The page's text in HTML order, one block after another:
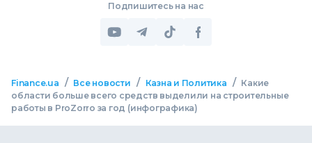
Подпишитесь на нас
Finance.ua / Все новости / Казна и Политика / Какие
области больше всего средств выделили на строительные
работы в ProZorro за год (инфографика)